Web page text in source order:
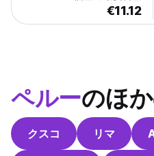
€11.12
ペルーのほ
クスコ リマ